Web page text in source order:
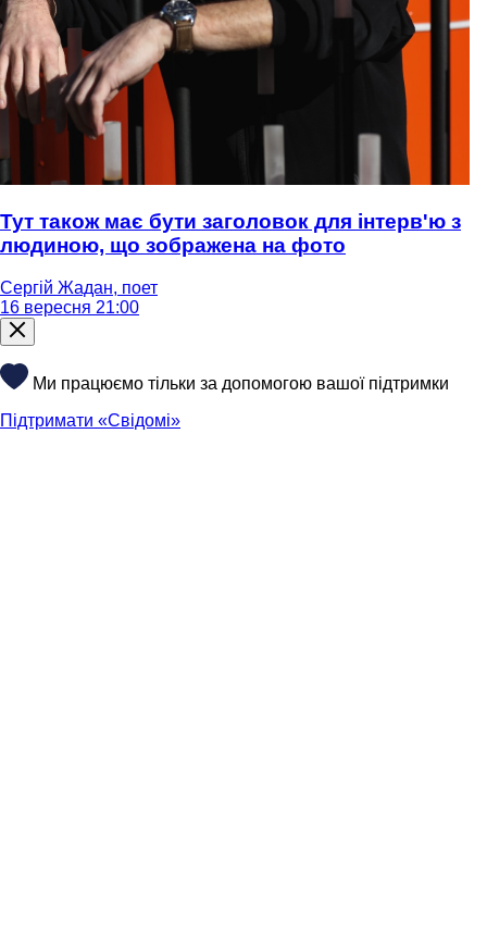
Тут також має бути заголовок для інтерв'ю з
людиною, що зображена на фото
Сергій Жадан, поет
16 вересня 21:00
Ми працюємо тільки за допомогою вашої підтримки
Підтримати «Свідомі»